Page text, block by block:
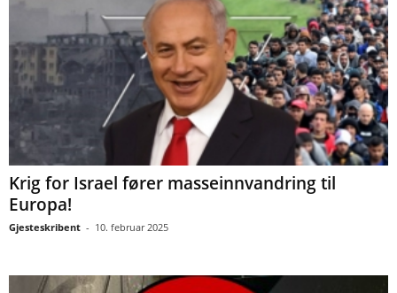
Krig for Israel fører masseinnvandring til
Europa!
Gjesteskribent - 10. februar 2025